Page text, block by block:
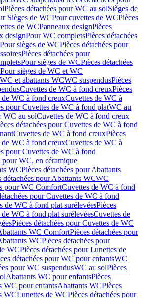
Pièces détachées pour WC au solSièges de
Sièges de WCPour cuvettes de WCPièces
de WCPanneaux designPièces
designPour WC completsPièces détachées
Pour sièges de WCPièces détachées pour
Pièces détachées pour
Pour sièges de WCPièces détachées
Pour sièges de WC et WC
WC et abattants WCWC suspendusPièces
Cuvettes de WC à fond creuxPièces
de WC à fond creuxCuvettes de WC à
pour Cuvettes de WC à fond platWC au
WC au solCuvettes de WC à fond creux
détachées pour Cuvettes de WC à fond
Cuvettes de WC à fond creuxPièces
de WC à fond creuxCuvettes de WC à
pour Cuvettes de WC à fond
pour WC, en céramique
WCPièces détachées pour Abattants
détachées pour Abattants WCWC
pour WC ComfortCuvettes de WC à fond
pour Cuvettes de WC à fond
de WC à fond plat surélevéesPièces
WC à fond plat surélevéesCuvettes de
Pièces détachées pour Cuvettes de WC
WC ComfortPièces détachées pour
WCPièces détachées pour
WCPièces détachées pour Lunettes de
détachées pour WC pour enfantsWC
pour WC suspendusWC au solPièces
Abattants WC pour enfantsPièces
WC pour enfantsAbattants WCPièces
WCLunettes de WCPièces détachées pour